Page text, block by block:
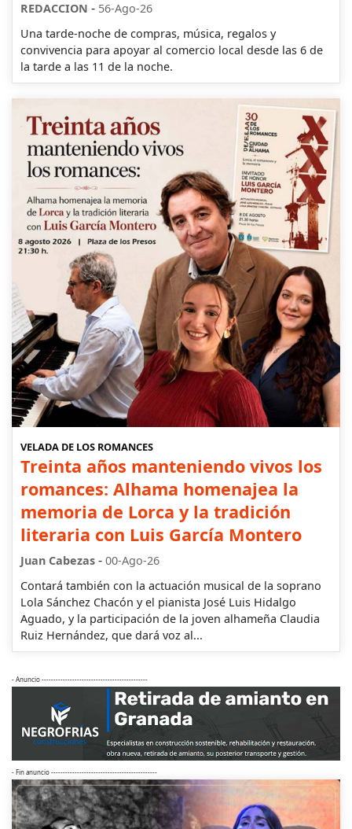
REDACCION - 56-Ago-26
Una tarde-noche de compras, música, regalos y
convivencia para apoyar al comercio local desde las 6 de
la tarde a las 11 de la noche.
VELADA DE LOS ROMANCES
Treinta años manteniendo vivos los
romances: Alhama homenajea la
memoria de Lorca y la tradición
literaria con Luis García Montero
Juan Cabezas - 00-Ago-26
Contará también con la actuación musical de la soprano
Lola Sánchez Chacón y el pianista José Luis Hidalgo
Aguado, y la participación de la joven alhameña Claudia
Ruiz Hernández, que dará voz al...
- Anuncio ---------------------------------------------
- Fin anuncio ---------------------------------------------